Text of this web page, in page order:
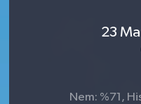
23
Nem: %71,